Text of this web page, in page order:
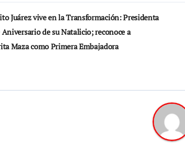
Juárez vive en la Transformación: Presidenta
de su Natalicio; reconoce a
Maza como Primera Embajadora